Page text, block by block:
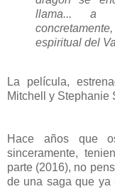
llama... a
espiritual del
La película,
Mitchell y Stephanie
Hace años que
sinceramente,
parte (2016), no
de una saga que ya